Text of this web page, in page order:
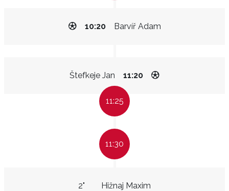
Barvíř Adam
10:20
Štefkeje Jan 11:20
11:25
11:30
Hižnaj Maxim
2"